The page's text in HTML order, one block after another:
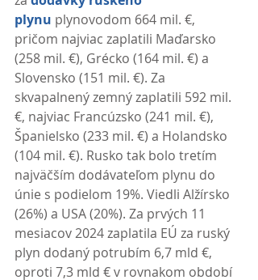
plynu plynovodom 664 mil. €,
pričom najviac zaplatili Maďarsko
(258 mil. €), Grécko (164 mil. €) a
Slovensko (151 mil. €). Za
skvapalnený zemný zaplatili 592 mil.
€, najviac Francúzsko (241 mil. €),
Španielsko (233 mil. €) a Holandsko
(104 mil. €). Rusko tak bolo tretím
najväčším dodávateľom plynu do
únie s podielom 19%. Viedli Alžírsko
(26%) a USA (20%). Za prvých 11
mesiacov 2024 zaplatila EÚ za ruský
plyn dodaný potrubím 6,7 mld €,
oproti 7,3 mld € v rovnakom období